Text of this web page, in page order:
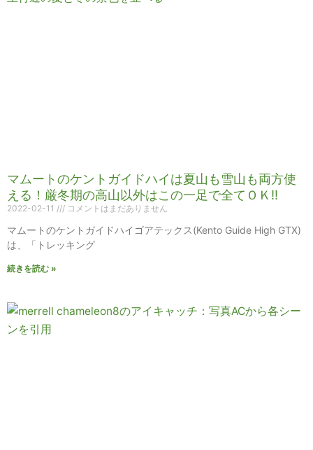
マムートのケントガイドハイは夏山も雪山も両方使
える！厳冬期の高山以外はこの一足で全てＯＫ!!
2022-02-11 コメントはまだありません
マムートのケントガイドハイゴアテックス(Kento Guide High GTX)
は、「トレッキング
続きを読む »